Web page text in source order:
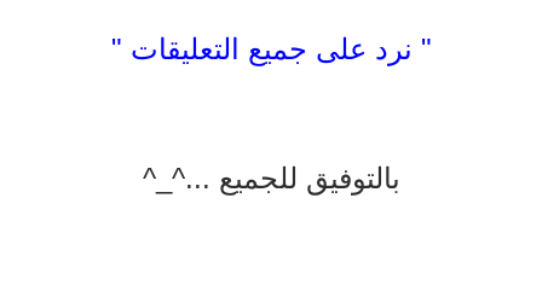
" نرد على جميع التعليقات "
بالتوفيق للجميع ...^_^